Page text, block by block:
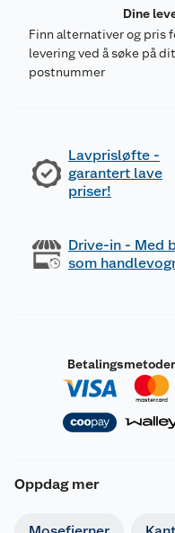
Dine
Finn alternativer og pris
levering ved å søke på
postnummer
Lavprisløfte -
garantert lave
priser!
Drive-in - Med
som
Betalingsmetoder
Oppdag mer